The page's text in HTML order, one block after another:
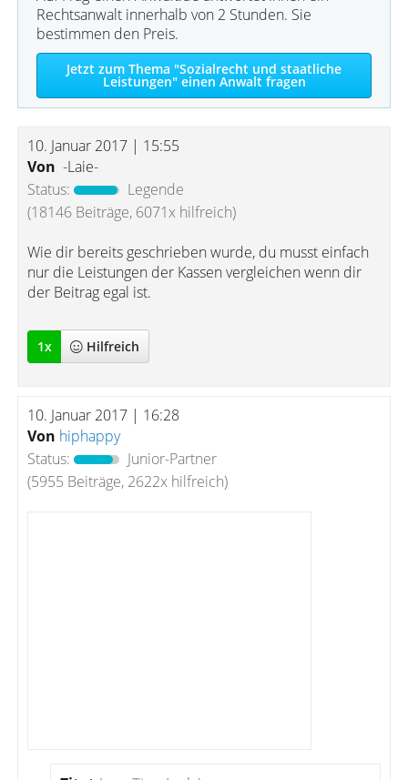
Rechtsanwalt innerhalb von 2 Stunden. Sie
bestimmen den Preis.
Jetzt zum Thema "Sozialrecht und staatliche
Leistungen" einen Anwalt fragen
10. Januar 2017 | 15:55
Von -Laie-
Status:
Legende
(18146 Beiträge, 6071x hilfreich)
Wie dir bereits geschrieben wurde, du musst einfach
nur die Leistungen der Kassen vergleichen wenn dir
der Beitrag egal ist.
1x Hilfreich
10. Januar 2017 | 16:28
Von hiphappy
Status:
Junior-Partner
(5955 Beiträge, 2622x hilfreich)